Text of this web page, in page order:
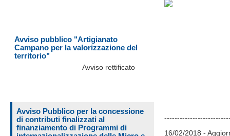
16/02/2018 -
Avviso pubblico "Artigianato
Campano per la valorizzazione del
territorio"
Avviso rettificato
Avviso Pubblico per la concessione
di contributi finalizzati al
finanziamento di Programmi di